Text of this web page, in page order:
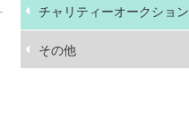
チャリティーオークション
その他